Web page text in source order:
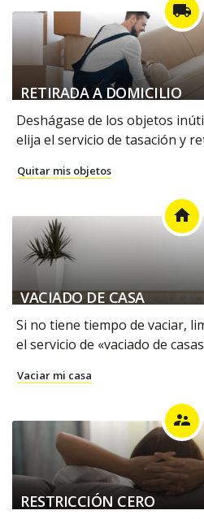
local_shipping
RETIRADA A DOMICILIO
Deshágase de los objetos
elija el servicio de tasación y
Quitar mis objetos
home
VACIADO DE CASA
Si no tiene tiempo de vaciar,
el servicio de «vaciado de
Vaciar mi casa
supervisor_account
RESTRICCIÓN CERO